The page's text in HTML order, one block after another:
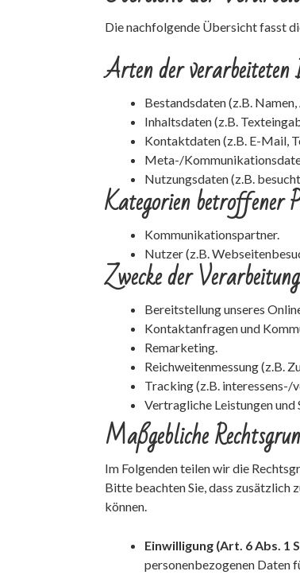
Die nachfolgende Übersicht fasst
Arten der
Bestandsdaten (z.B. Namen,
Inhaltsdaten (z.B.
Kontaktdaten (z.B. E-Mail,
Meta-/
Nutzungsdaten (z.B.
Kategorien betroffener
Kommunikationspartner.
Nutzer (z.B.
Zwecke der Verarbeitung
Bereitstellung unseres
Kontaktanfragen und
Remarketing.
Reichweitenmessung (z.B.
Tracking (z.B. interessens-/
Vertragliche Leistungen und
Maßgebliche
Im Folgenden teilen wir die
Bitte beachten Sie, dass zusätzlich
können.
Einwilligung (Art. 6 Abs. 1
personenbezogenen Daten